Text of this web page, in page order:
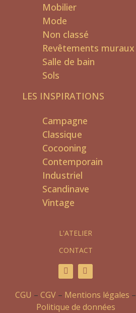
Mobilier
Mode
Non classé
Revêtements muraux
Salle de bain
Sols
LES INSPIRATIONS
Campagne
Classique
Cocooning
Contemporain
Industriel
Scandinave
Vintage
L'ATELIER
CONTACT
CGU – CGV – Mentions légales –
Politique de données